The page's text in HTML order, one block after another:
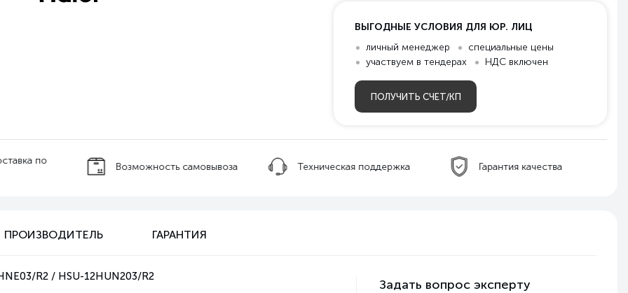
ВЫГОДНЫЕ УСЛОВИЯ ДЛЯ ЮР. ЛИЦ
личный менеджер
специальные цены
участвуем в тендерах
НДС включен
ПОЛУЧИТЬ СЧЕТ/КП
по
Возможность самовывоза Техническая поддержка Гарантия качества
ПРОИЗВОДИТЕЛЬ ГАРАНТИЯ
Задать вопрос эксперту
R2 / HSU-12HUN203/R2